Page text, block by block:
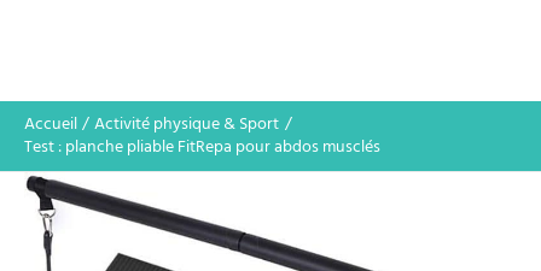
Accueil
Activité physique & Sport
Test : planche pliable FitRepa pour abdos musclés